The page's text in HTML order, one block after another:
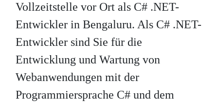
Vollzeitstelle vor Ort als C# .NET-
Entwickler in Bengaluru. Als C# .NET-
Entwickler sind Sie für die
Entwicklung und Wartung von
Webanwendungen mit der
Programmiersprache C# und dem